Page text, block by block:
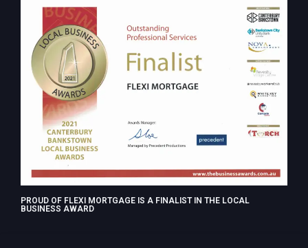
PROUD OF FLEXI MORTGAGE IS A FINALIST IN THE LOCAL
BUSINESS AWARD